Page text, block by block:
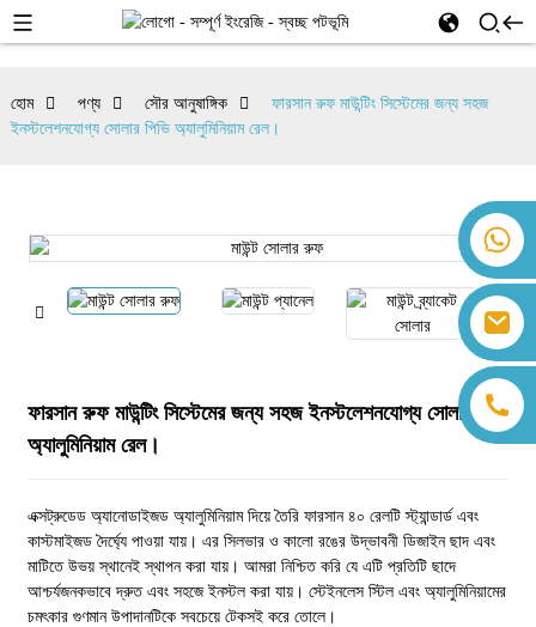
+86 18259071452 হান্না লি
+86 13559179905 স্যালি চেন
+86 18350266301 আইরিস হং
+86 18806057002 সানবর্ন গুও
sales@farsunpv.com
হোম পণ্য সৌর আনুষাঙ্গিক
ফারসান রুফ মাউন্টিং সিস্টেমের জন্য সহজ
ইনস্টলেশনযোগ্য সোলার পিভি অ্যালুমিনিয়াম রেল।
ফারসান রুফ মাউন্টিং সিস্টেমের জন্য সহজ ইনস্টলেশনযোগ্য সোলার পিভি
অ্যালুমিনিয়াম রেল।
এক্সট্রুডেড অ্যানোডাইজড অ্যালুমিনিয়াম দিয়ে তৈরি ফারসান ৪০ রেলটি স্ট্যান্ডার্ড এবং
কাস্টমাইজড দৈর্ঘ্যে পাওয়া যায়। এর সিলভার ও কালো রঙের উদ্ভাবনী ডিজাইন ছাদ এবং
মাটিতে উভয় স্থানেই স্থাপন করা যায়। আমরা নিশ্চিত করি যে এটি প্রতিটি ছাদে
আশ্চর্যজনকভাবে দ্রুত এবং সহজে ইনস্টল করা যায়। স্টেইনলেস স্টিল এবং অ্যালুমিনিয়ামের
চমৎকার গুণমান উপাদানটিকে সবচেয়ে টেকসই করে তোলে।